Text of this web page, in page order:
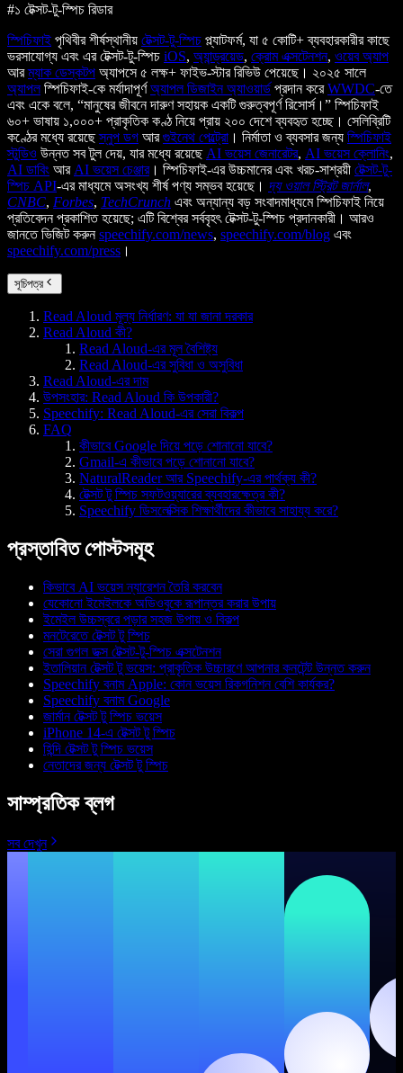
#১ টেক্সট-টু-স্পিচ রিডার
স্পিচিফাই পৃথিবীর শীর্ষস্থানীয় টেক্সট-টু-স্পিচ প্ল্যাটফর্ম, যা ৫ কোটি+ ব্যবহারকারীর কাছে
ভরসাযোগ্য এবং এর টেক্সট-টু-স্পিচ iOS, অ্যান্ড্রয়েড, ক্রোম এক্সটেনশন, ওয়েব অ্যাপ
আরম্যাক ডেস্কটপ অ্যাপসে ৫ লক্ষ+ ফাইভ-স্টার রিভিউ পেয়েছে। ২০২৫ সালে
অ্যাপলস্পিচিফাই-কে মর্যাদাপূর্ণঅ্যাপল ডিজাইন অ্যাওয়ার্ড প্রদান করেWWDC-তে
এবং একে বলে, “মানুষের জীবনে দারুণ সহায়ক একটি গুরুত্বপূর্ণ রিসোর্স।” স্পিচিফাই
৬০+ ভাষায় ১,০০০+ প্রাকৃতিক কণ্ঠ নিয়ে প্রায় ২০০ দেশে ব্যবহৃত হচ্ছে। সেলিব্রিটি
কণ্ঠের মধ্যে রয়েছেস্নুপ ডগ আরগুইনেথ পেল্ট্রো । নির্মাতা ও ব্যবসার জন্য স্পিচিফাই
স্টুডিও উন্নত সব টুল দেয়, যার মধ্যে রয়েছে AI ভয়েস জেনারেটর, AI ভয়েস ক্লোনিং,
AI ডাবিং আর AI ভয়েস চেঞ্জার। স্পিচিফাই-এর উচ্চমানের এবং খরচ-সাশ্রয়ী টেক্সট-টু-
স্পিচ API-এর মাধ্যমে অসংখ্য শীর্ষ পণ্য সম্ভব হয়েছে। দ্য ওয়াল স্ট্রিট জার্নাল,
CNBC, Forbes, TechCrunch এবং অন্যান্য বড় সংবাদমাধ্যমে স্পিচিফাই নিয়ে
প্রতিবেদন প্রকাশিত হয়েছে; এটি বিশ্বের সর্ববৃহৎ টেক্সট-টু-স্পিচ প্রদানকারী। আরও
জানতে ভিজিট করুনspeechify.com/news, speechify.com/blog এবং
speechify.com/press ।
সূচিপত্র
Read Aloud মূল্য নির্ধারণ: যা যা জানা দরকার
Read Aloud কী?
Read Aloud-এর মূল বৈশিষ্ট্য
Read Aloud-এর সুবিধা ও অসুবিধা
Read Aloud-এর দাম
উপসংহার: Read Aloud কি উপকারী?
Speechify: Read Aloud-এর সেরা বিকল্প
FAQ
কীভাবে Google দিয়ে পড়ে শোনানো যাবে?
Gmail-এ কীভাবে পড়ে শোনানো যাবে?
NaturalReader আর Speechify-এর পার্থক্য কী?
টেক্সট টু স্পিচ সফটওয়্যারের ব্যবহারক্ষেত্র কী?
Speechify ডিসলেক্সিক শিক্ষার্থীদের কীভাবে সাহায্য করে?
প্রস্তাবিত পোস্টসমূহ
কিভাবে AI ভয়েস ন্যারেশন তৈরি করবেন
যেকোনো ইমেইলকে অডিওবুকে রূপান্তর করার উপায়
ইমেইল উচ্চস্বরে পড়ার সহজ উপায় ও বিকল্প
মনটেরেতে টেক্সট টু স্পিচ
সেরা গুগল ডক্স টেক্সট-টু-স্পিচ এক্সটেনশন
ইতালিয়ান টেক্সট টু ভয়েস: প্রাকৃতিক উচ্চারণে আপনার কনটেন্ট উন্নত করুন
Speechify বনাম Apple: কোন ভয়েস রিকগনিশন বেশি কার্যকর?
Speechify বনাম Google
জার্মান টেক্সট টু স্পিচ ভয়েস
iPhone 14-এ টেক্সট টু স্পিচ
হিন্দি টেক্সট টু স্পিচ ভয়েস
নেতাদের জন্য টেক্সট টু স্পিচ
সাম্প্রতিক ব্লগ
সব দেখুন